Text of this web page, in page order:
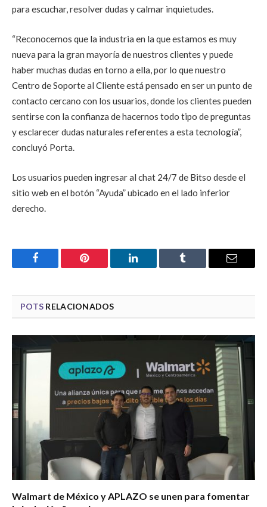
para escuchar, resolver dudas y calmar inquietudes.
“Reconocemos que la industria en la que estamos es muy
nueva para la gran mayoría de nuestros clientes y puede
haber muchas dudas en torno a ella, por lo que nuestro
Centro de Soporte al Cliente está pensado en ser un punto de
contacto cercano con los usuarios, donde los clientes pueden
sentirse con la confianza de hacernos todo tipo de preguntas
y esclarecer dudas naturales referentes a esta tecnología”,
concluyó Porta.
Los usuarios pueden ingresar al chat 24/7 de Bitso desde el
sitio web en el botón “Ayuda” ubicado en el lado inferior
derecho.
Facebook Pinterest LinkedIn Tumblr Email
POTS RELACIONADOS
Walmart de México y APLAZO se unen para fomentar